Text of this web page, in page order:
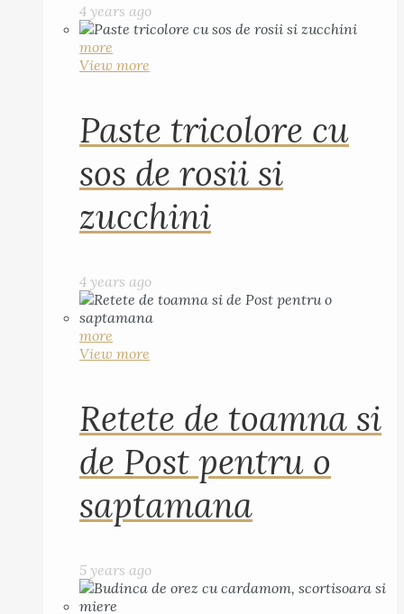
4 years ago
more
View more
Paste tricolore cu
sos de rosii si
zucchini
4 years ago
more
View more
Retete de toamna si
de Post pentru o
saptamana
5 years ago